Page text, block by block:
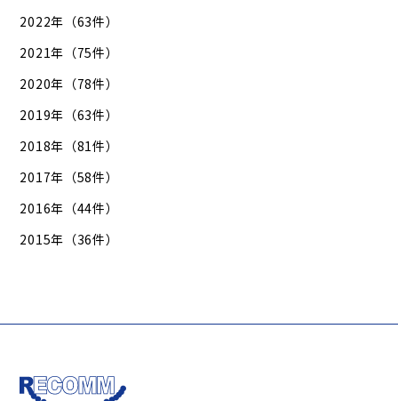
2022年（63件）
2021年（75件）
2020年（78件）
2019年（63件）
2018年（81件）
2017年（58件）
2016年（44件）
2015年（36件）